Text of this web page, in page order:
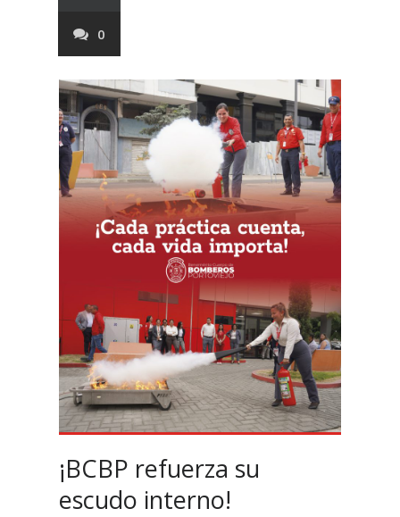
0
¡BCBP refuerza su
escudo interno!